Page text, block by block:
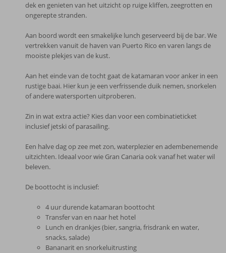
dek en genieten van het uitzicht op ruige kliffen, zeegrotten en
ongerepte stranden.
Aan boord wordt een smakelijke lunch geserveerd bij de bar. We
vertrekken vanuit de haven van Puerto Rico en varen langs de
mooiste plekjes van de kust.
Aan het einde van de tocht gaat de katamaran voor anker in een
rustige baai. Hier kun je een verfrissende duik nemen, snorkelen
of andere watersporten uitproberen.
Zin in wat extra actie? Kies dan voor een combinatieticket
inclusief jetski of parasailing.
Een halve dag op zee met zon, waterplezier en adembenemende
uitzichten. Ideaal voor wie Gran Canaria ook vanaf het water wil
beleven.
De boottocht is inclusief:
4 uur durende katamaran boottocht
Transfer van en naar het hotel
Lunch en drankjes (bier, sangria, frisdrank en water,
snacks, salade)
Bananarit en snorkeluitrusting